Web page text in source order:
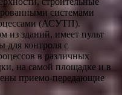
системами
(АСУТП).
из зданий, имеет пульт
для контроля с
в различных
на самой площадке и в
приемо-передающие